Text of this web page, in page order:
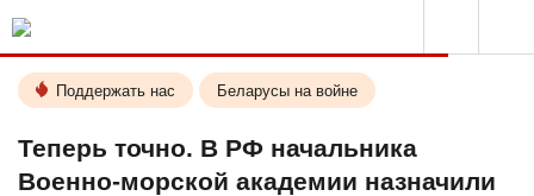
Поддержать нас Беларусы на войне
Теперь точно. В РФ начальника
Военно-морской академии назначили